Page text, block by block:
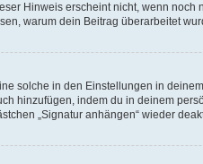
Hinweis erscheint nicht, wenn
warum dein Beitrag überarbeitet
solche in den Einstellungen in
hinzufügen, indem du in deinem
„Signatur anhängen“ wieder